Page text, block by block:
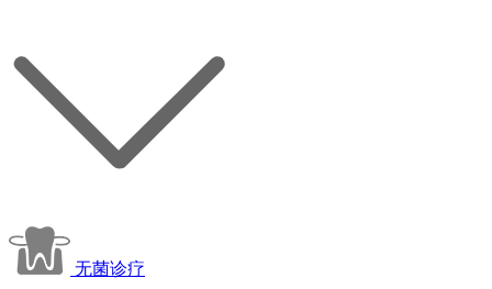
无菌诊疗